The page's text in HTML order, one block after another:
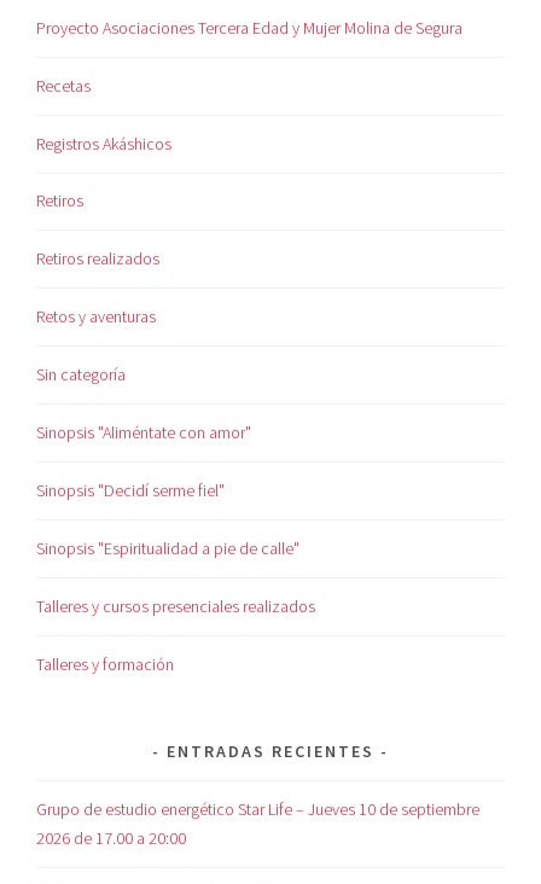
Proyecto Asociaciones Tercera Edad y Mujer Molina de Segura
Recetas
Registros Akáshicos
Retiros
Retiros realizados
Retos y aventuras
Sin categoría
Sinopsis "Aliméntate con amor"
Sinopsis "Decidí serme fiel"
Sinopsis "Espiritualidad a pie de calle"
Talleres y cursos presenciales realizados
Talleres y formación
ENTRADAS RECIENTES
Grupo de estudio energético Star Life – Jueves 10 de septiembre
2026 de 17.00 a 20:00